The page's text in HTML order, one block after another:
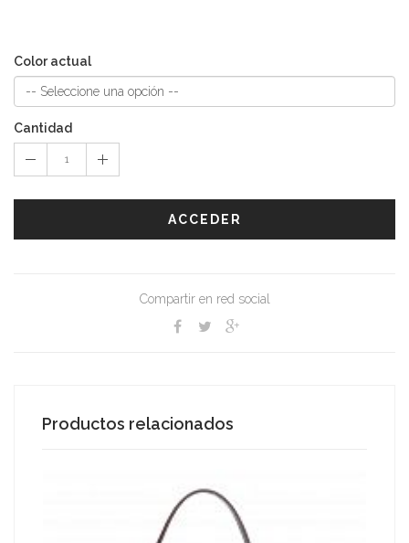
Color actual
Cantidad
ACCEDER
Compartir en red social
Productos relacionados